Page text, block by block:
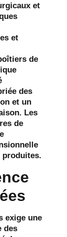
et
et
de
des
et un
Les
de
produites.
exige une
des